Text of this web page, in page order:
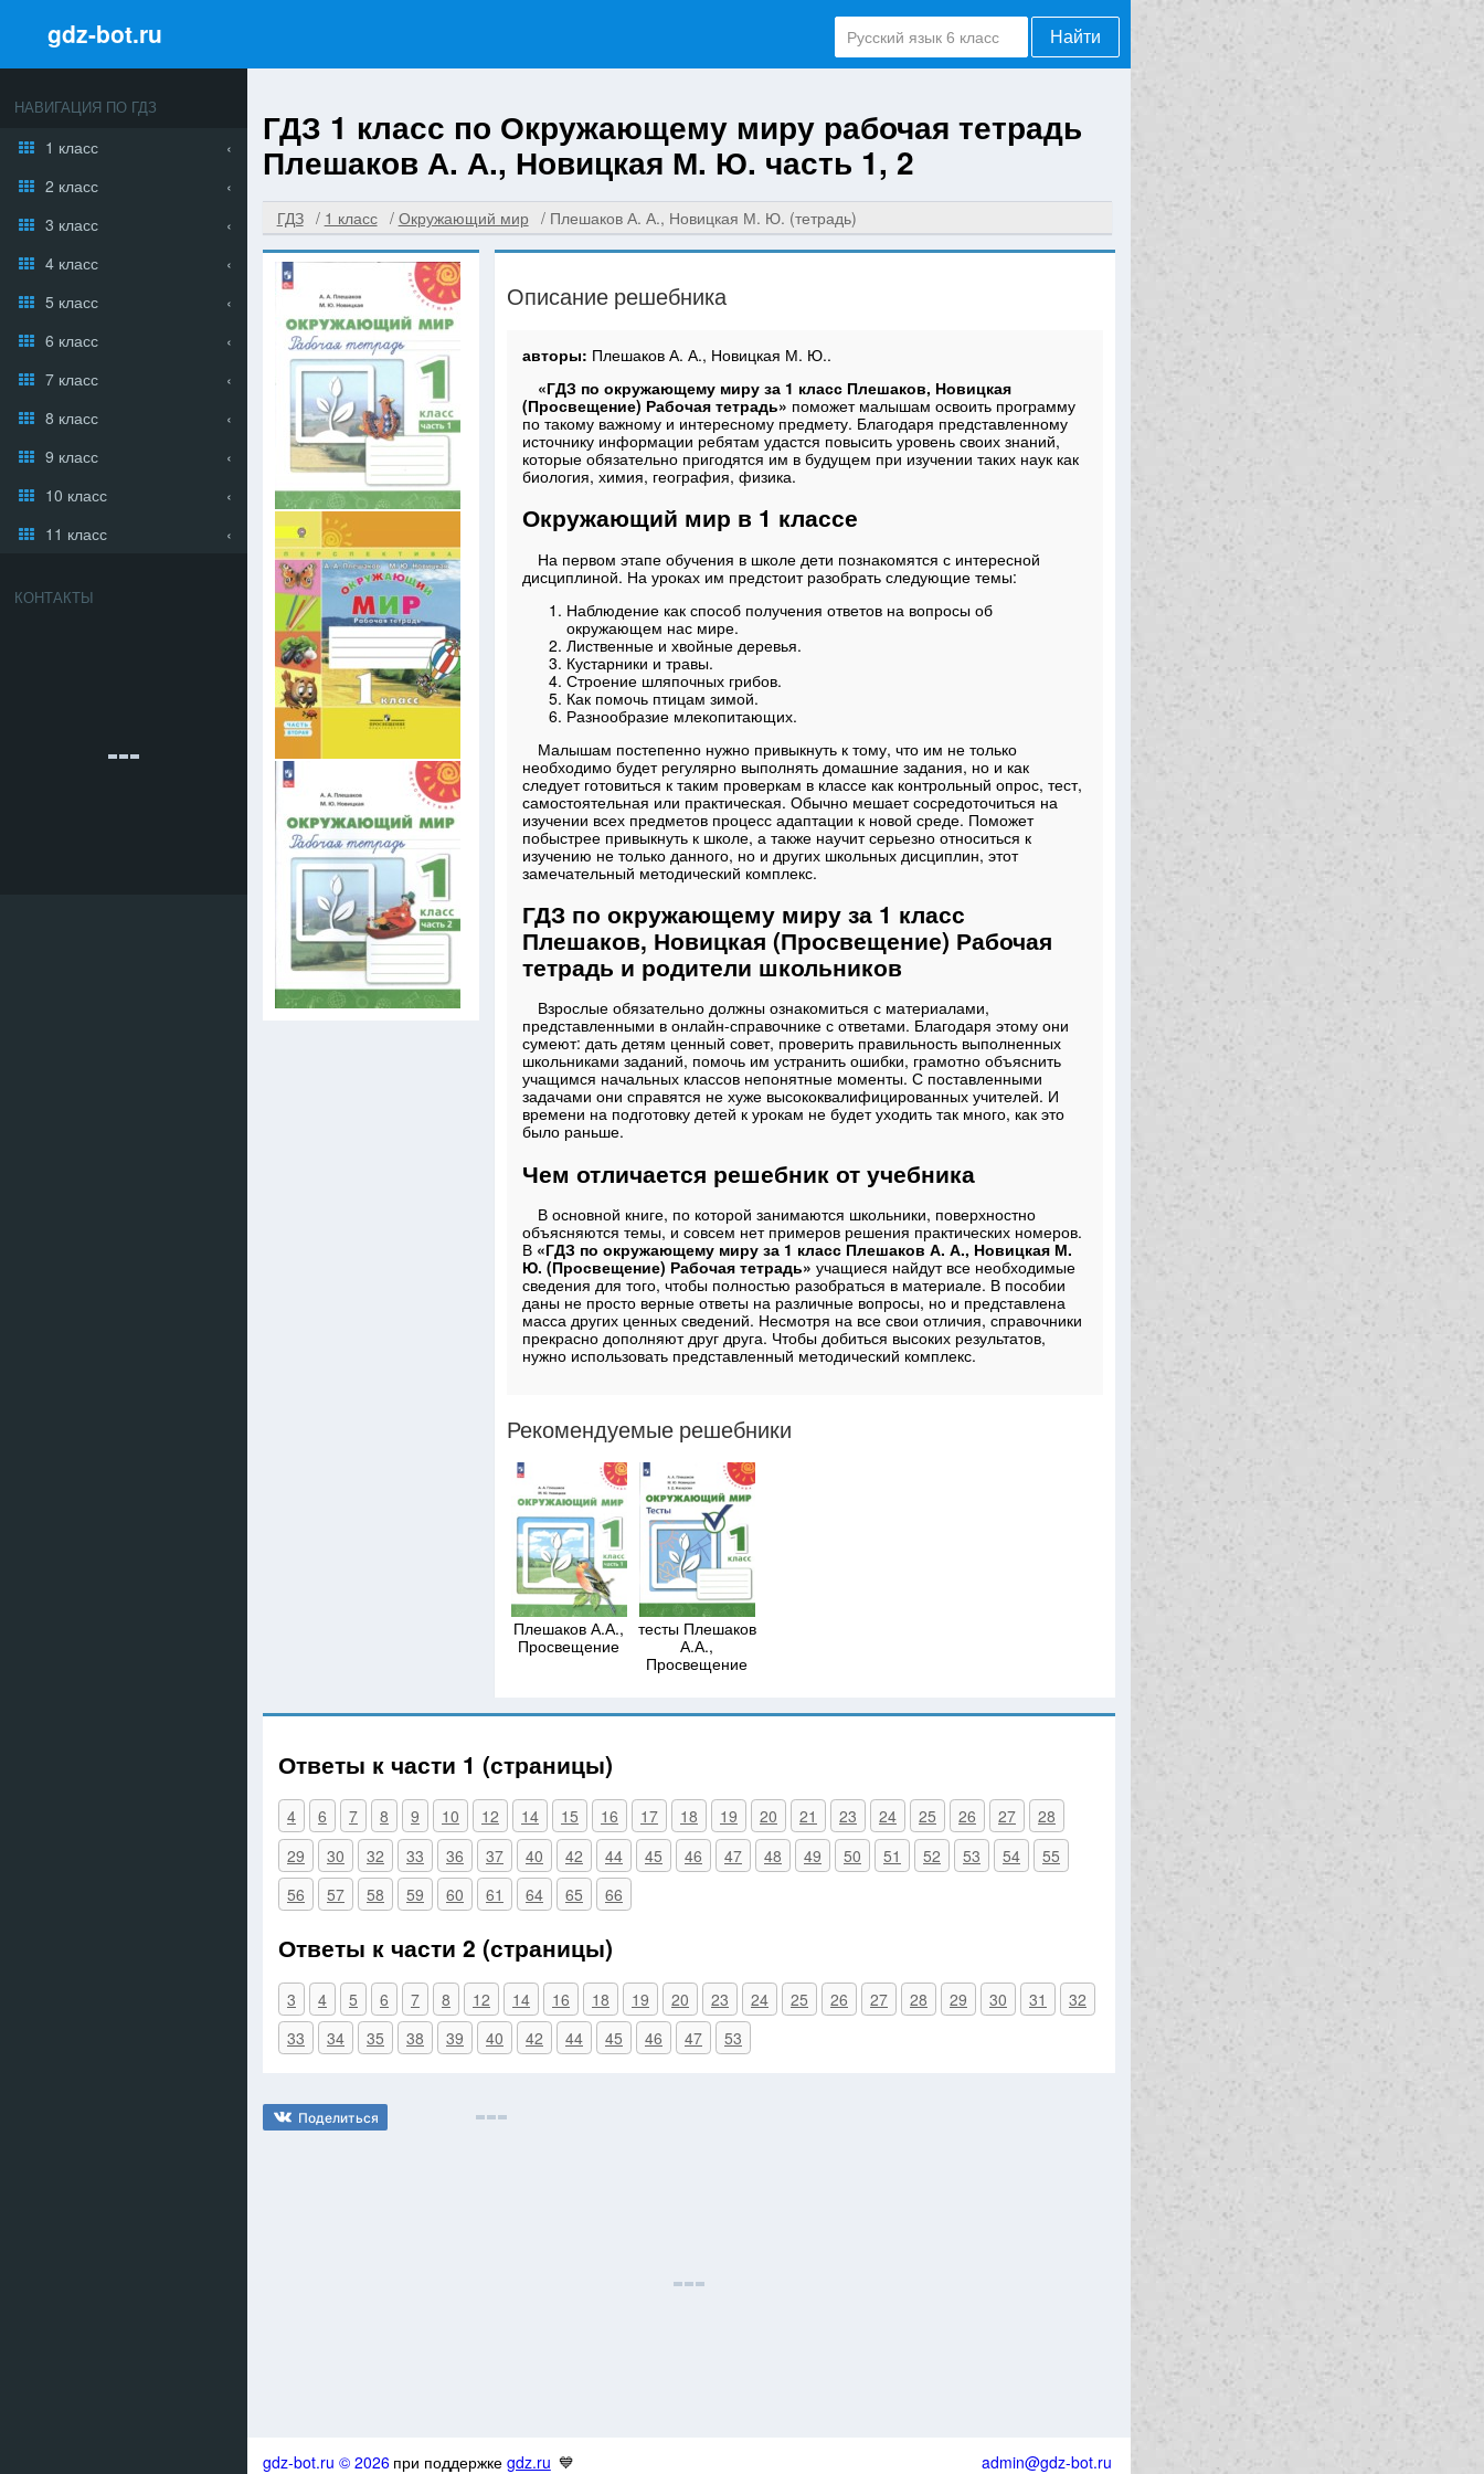
gdz-bot.ru Найти
НАВИГАЦИЯ ПО ГДЗ
1 класс
2 класс
3 класс
4 класс
5 класс
6 класс
7 класс
8 класс
9 класс
10 класс
11 класс
КОНТАКТЫ
ГДЗ 1 класс по Окружающему миру рабочая тетрадь
Плешаков А. А., Новицкая М. Ю. часть 1, 2
ГДЗ 1 класс Окружающий мир Плешаков А. А., Новицкая М. Ю. (тетрадь)
Описание решебника
авторы: Плешаков А. А., Новицкая М. Ю..
«ГДЗ по окружающему миру за 1 класс Плешаков, Новицкая
(Просвещение) Рабочая тетрадь» поможет малышам освоить программу
по такому важному и интересному предмету. Благодаря представленному
источнику информации ребятам удастся повысить уровень своих знаний,
которые обязательно пригодятся им в будущем при изучении таких наук как
биология, химия, география, физика.
Окружающий мир в 1 классе
На первом этапе обучения в школе дети познакомятся с интересной
дисциплиной. На уроках им предстоит разобрать следующие темы:
Наблюдение как способ получения ответов на вопросы об
окружающем нас мире.
Лиственные и хвойные деревья.
Кустарники и травы.
Строение шляпочных грибов.
Как помочь птицам зимой.
Разнообразие млекопитающих.
Малышам постепенно нужно привыкнуть к тому, что им не только
необходимо будет регулярно выполнять домашние задания, но и как
следует готовиться к таким проверкам в классе как контрольный опрос, тест,
самостоятельная или практическая. Обычно мешает сосредоточиться на
изучении всех предметов процесс адаптации к новой среде. Поможет
побыстрее привыкнуть к школе, а также научит серьезно относиться к
изучению не только данного, но и других школьных дисциплин, этот
замечательный методический комплекс.
ГДЗ по окружающему миру за 1 класс
Плешаков, Новицкая (Просвещение) Рабочая
тетрадь и родители школьников
Взрослые обязательно должны ознакомиться с материалами,
представленными в онлайн-справочнике с ответами. Благодаря этому они
сумеют: дать детям ценный совет, проверить правильность выполненных
школьниками заданий, помочь им устранить ошибки, грамотно объяснить
учащимся начальных классов непонятные моменты. С поставленными
задачами они справятся не хуже высококвалифицированных учителей. И
времени на подготовку детей к урокам не будет уходить так много, как это
было раньше.
Чем отличается решебник от учебника
В основной книге, по которой занимаются школьники, поверхностно
объясняются темы, и совсем нет примеров решения практических номеров.
В «ГДЗ по окружающему миру за 1 класс Плешаков А. А., Новицкая М.
Ю. (Просвещение) Рабочая тетрадь»учащиеся найдут все необходимые
сведения для того, чтобы полностью разобраться в материале. В пособии
даны не просто верные ответы на различные вопросы, но и представлена
масса других ценных сведений. Несмотря на все свои отличия, справочники
прекрасно дополняют друг друга. Чтобы добиться высоких результатов,
нужно использовать представленный методический комплекс.
Рекомендуемые решебники
Плешаков А.А.,
Просвещение
тесты Плешаков
А.А.,
Просвещение
Ответы к части 1 (страницы)
4 6 7 8 9 10 12 14 15 16 17 18 19 20 21 23 24 25 26 27
28
29
30 32 33 36 37 40 42 44 45 46 47 48 49 50 51 52 53 54
55
56
57 58 59 60 61 64 65 66
Ответы к части 2 (страницы)
3 4 5 6 7 8 12 14 16 18 19 20 23 24 25 26 27 28 29 30 31
32
33
34 35 38 39 40 42 44 45 46 47 53
Поделиться
admin@gdz-bot.ru
gdz-bot.ru © 2026 при поддержке gdz.ru 💙